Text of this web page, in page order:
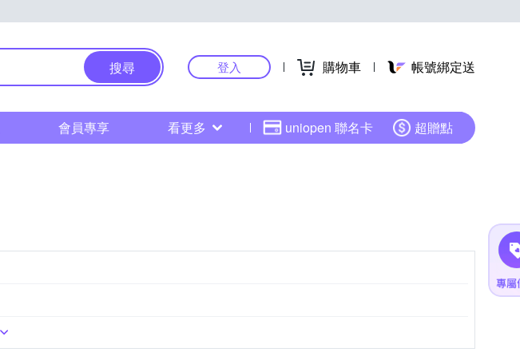
搜尋 登入 購物車 帳號綁定送
會員專享 看更多 uniopen 聯名卡 超贈點